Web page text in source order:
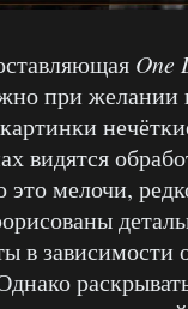
One
при желании
видятся
мелочи,
в зависимости